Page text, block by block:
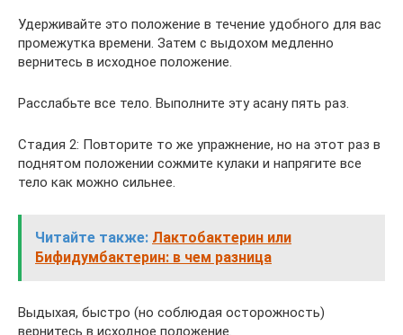
Удерживайте это положение в течение удобного для вас
промежутка времени. Затем с выдохом медленно
вернитесь в исходное положение.
Расслабьте все тело. Выполните эту асану пять раз.
Стадия 2: Повторите то же упражнение, но на этот раз в
поднятом положении сожмите кулаки и напрягите все
тело как можно сильнее.
Читайте также: Лактобактерин или
Бифидумбактерин: в чем разница
Выдыхая, быстро (но соблюдая осторожность)
вернитесь в исходное положение.